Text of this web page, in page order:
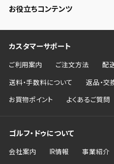
お役立ちコンテンツ
カスタマーサポート
ご利用案内 ご注文方法 配
送料・手数料について 返品・交
お買物ポイント よくあるご質問
ゴルフ・ドゥについて
会社案内 IR情報 事業紹介